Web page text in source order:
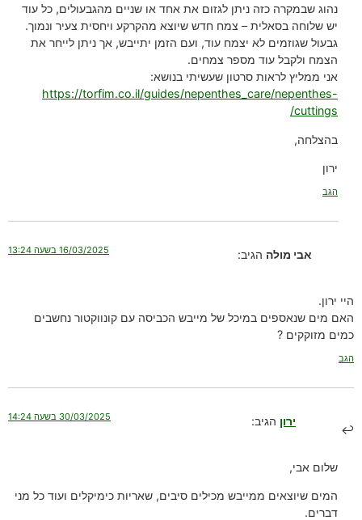
נהוג שבמקרה כזה ניתן לגזום את אחד או שניים מהגבעולים, כל עוד
יש שלוחה בסאלית – צמח חדש שיוצא מהקרקע ויחסית צעיר ונמוך.
גבעול שגוזמים לא יצמח עוד, ועם הזמן יתייבש, אך ניתן לייחר את
הצמח ולקבל עוד מספר צמחים.
אני ממליץ לראות סרטון שעשיתי בנושא:
https://torfim.co.il/guides/nepenthes_care/nepenthes-
cuttings/
בהצלחה,
ירון
הגב
אבי מולה הגיב: 16/03/2025 בשעה 13:24
היי ירון.
האם מים שנאספים במיכל של מייבש הכביסה עם קונווקטור נחשבים
כמים מזוקקים ?
הגב
ירון הגיב: 30/03/2025 בשעה 14:24
שלום אבי,
המים שיוצאים ממייבש מכילים סיבים, שאריות כימיקלים ועוד כל מני
דברים.